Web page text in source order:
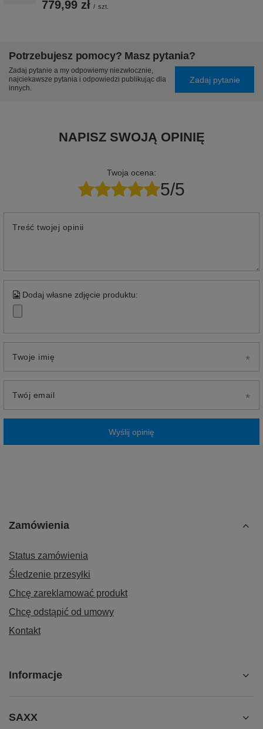
779,99 zł / szt.
Potrzebujesz pomocy? Masz pytania?
Zadaj pytanie a my odpowiemy niezwłocznie,
najciekawsze pytania i odpowiedzi publikując dla
innych.
Zadaj pytanie
NAPISZ SWOJĄ OPINIĘ
Twoja ocena:
5/5
Treść twojej opinii
Dodaj własne zdjęcie produktu:
Twoje imię
Twój email
Wyślij opinię
Zamówienia
Status zamówienia
Śledzenie przesyłki
Chcę zareklamować produkt
Chcę odstąpić od umowy
Kontakt
Informacje
SAXX